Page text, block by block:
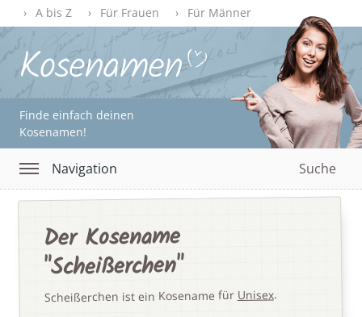
A bis Z Für Frauen Für Männer
Finde einfach deinen
Kosenamen!
Navigation Suche
Der Kosename
"Scheißerchen"
Scheißerchen ist ein Kosename fürUnisex.